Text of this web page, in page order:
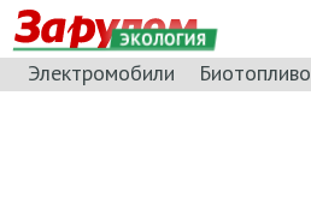
ЭКОЛОГИЯ
Электромобили Биотопливо